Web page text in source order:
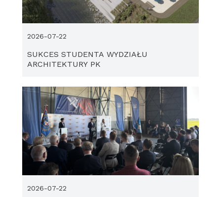
SUKCES STUDENTA WYDZIAŁU
ARCHITEKTURY PK
2026-07-22
2026-07-22